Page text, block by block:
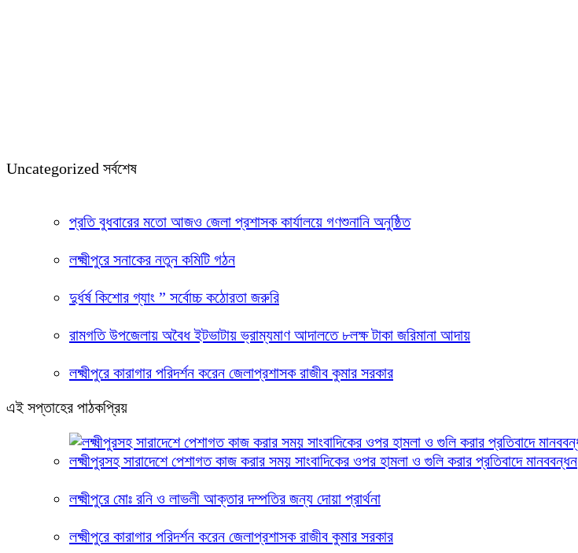
Uncategorized সর্বশেষ
প্রতি বুধবারের মতো আজও জেলা প্রশাসক কার্যালয়ে গণশুনানি অনুষ্ঠিত
লক্ষ্মীপুরে সনাকের নতুন কমিটি গঠন
দুর্ধর্ষ কিশোর গ্যাং ” সর্বোচ্চ কঠোরতা জরুরি
রামগতি উপজেলায় অবৈধ ইটভাটায় ভ্রাম্যমাণ আদালতে ৮লক্ষ টাকা জরিমানা আদায়
লক্ষ্মীপুরে কারাগার পরিদর্শন করেন জেলাপ্রশাসক রাজীব কুমার সরকার
এই সপ্তাহের পাঠকপ্রিয়
লক্ষ্মীপুরসহ সারাদেশে পেশাগত কাজ করার সময় সাংবাদিকের ওপর হামলা ও গুলি করার প্রতিবাদে মানববন্ধন
লক্ষ্মীপুরে মোঃ রনি ও লাভলী আক্তার দম্পতির জন্য দোয়া প্রার্থনা
লক্ষ্মীপুরে কারাগার পরিদর্শন করেন জেলাপ্রশাসক রাজীব কুমার সরকার